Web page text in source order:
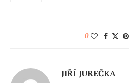
0
JIŘÍ JUREČKA